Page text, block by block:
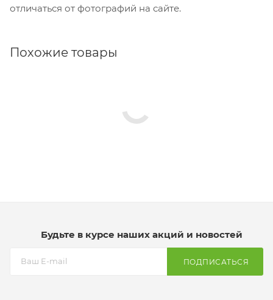
отличаться от фотографий на сайте.
Похожие товары
Будьте в курсе наших акций и новостей
ПОДПИСАТЬСЯ